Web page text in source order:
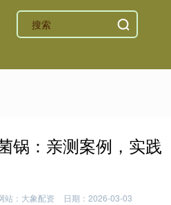
锅：亲测案例，实践
站：大象配资
日期：2026-03-03